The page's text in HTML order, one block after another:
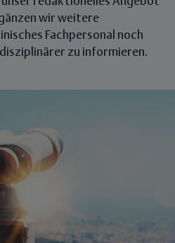
wir weitere
Fachpersonal noch
zu informieren.